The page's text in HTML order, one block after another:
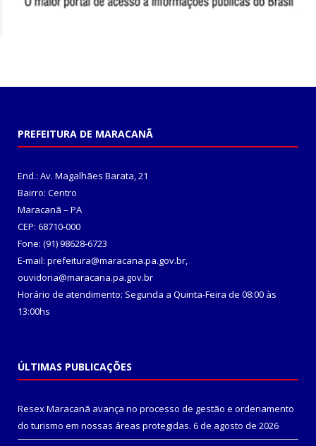
PREFEITURA DE MARACANÃ
End.: Av. Magalhães Barata, 21
Bairro: Centro
Maracanã – PA
CEP: 68710-000
Fone: (91) 98628-6723
E-mail: prefeitura@maracana.pa.gov.br,
ouvidoria@maracana.pa.gov.br
Horário de atendimento: Segunda a Quinta-Feira de 08:00 às
13:00hs
ÚLTIMAS PUBLICAÇÕES
Resex Maracanã avança no processo de gestão e ordenamento
do turismo em nossas áreas protegidas. 6 de agosto de 2026